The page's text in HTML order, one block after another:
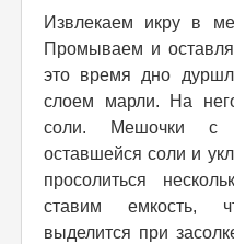
Извлекаем икру в
Промываем и
это время дно
слоем марли. На
соли. Мешочки с
оставшейся соли и
просолиться
ставим емкость,
выделится при